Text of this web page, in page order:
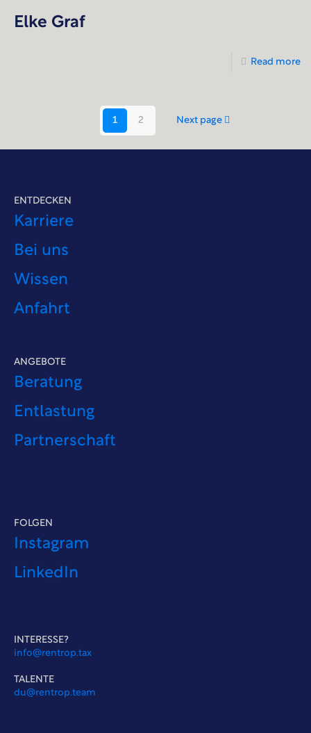
Elke Graf
Read more
1 2 Next page
ENTDECKEN
Karriere
Bei uns
Wissen
Anfahrt
ANGEBOTE
Beratung
Entlastung
Partnerschaft
FOLGEN
Instagram
LinkedIn
INTERESSE?
info@rentrop.tax
TALENTE
du@rentrop.team